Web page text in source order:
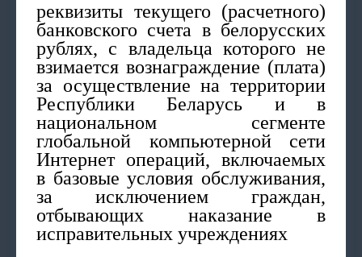
реквизиты текущего (расчетного)
банковского счета в белорусских
рублях, с владельца которого не
взимается вознаграждение (плата)
за осуществление на территории
Республики Беларусь и в
национальном сегменте
глобальной компьютерной сети
Интернет операций, включаемых
в базовые условия обслуживания,
за исключением граждан,
отбывающих наказание в
исправительных учреждениях